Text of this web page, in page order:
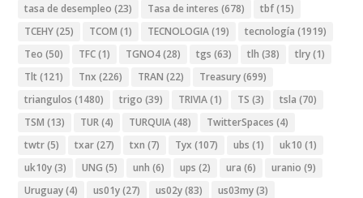
tasa de desempleo (23) Tasa de interes (678) tbf(15)
TCEHY(25) TCOM (1) TECNOLOGIA(19) tecnología (1919)
Teo (50) TFC(1) TGNO4(28) tgs (63) tlh (38) tlry(1)
Tlt (121) Tnx (226) TRAN (22) Treasury(699)
triangulos (1480) trigo (39) TRIVIA(1) TS (3) tsla (70)
TSM (13) TUR(4) TURQUIA(48) TwitterSpaces (4)
twtr(5) txar(27) txn (7) Tyx (107) ubs (1) uk10 (1)
uk10y(3) UNG (5) unh (6) ups (2) ura (6) uranio (9)
Uruguay(4) us01y(27) us02y(83) us03my(3)